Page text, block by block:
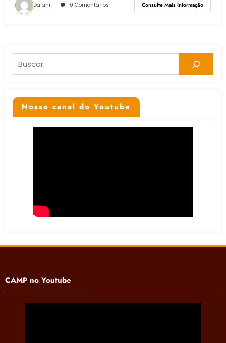
Daiani 0 Comentários Consulte Mais Informação
Pesquisar
Nosso canal do Youtube
CAMP no Youtube